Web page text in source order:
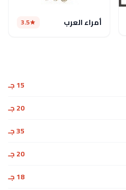
أمراء العرب 3.5
15 جـ
20 جـ
35 جـ
20 جـ
18 جـ